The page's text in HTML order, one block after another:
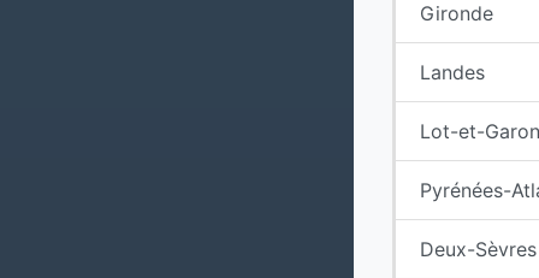
Gironde
Landes
Lot-et-
Pyrénées-
Deux-Sèvres